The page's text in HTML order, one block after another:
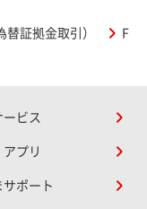
替証拠金取引） FX
ービス
プリ
サポート